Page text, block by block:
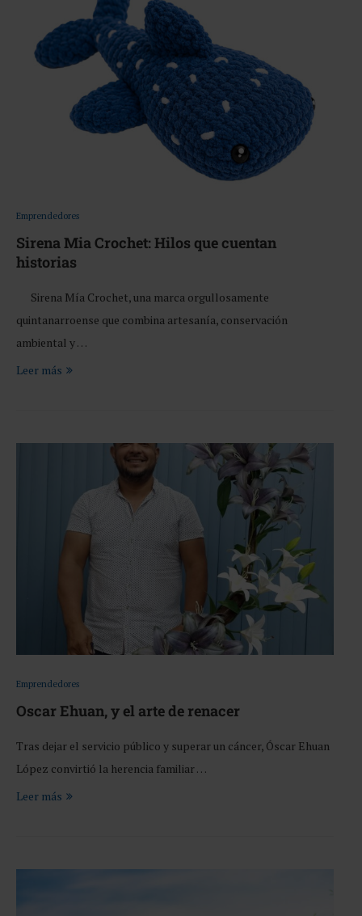
Emprendedores
Sirena Mia Crochet: Hilos que cuentan
historias
Sirena Mía Crochet, una marca orgullosamente
quintanarroense que combina artesanía, conservación
ambiental y …
Leer más
Emprendedores
Oscar Ehuan, y el arte de renacer
Tras dejar el servicio público y superar un cáncer, Óscar Ehuan
López convirtió la herencia familiar …
Leer más